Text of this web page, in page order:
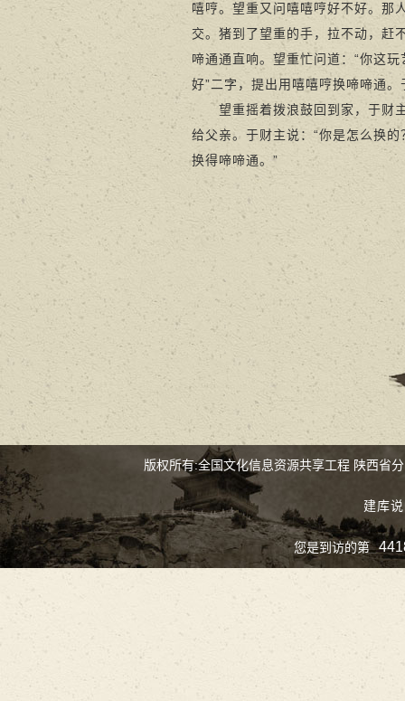
嘻哼。望重又问嘻嘻哼好不好。那
交。猪到了望重的手，拉不动，赶
啼通通直响。望重忙问道：“你这
好”二字，提出用嘻嘻哼换啼啼通
望重摇着拨浪鼓回到家，于财主
给父亲。于财主说：“你是怎么换
换得啼啼通。”
版权所有:全国文化信息资源共享工程 陕西省
建库
您是到访的第